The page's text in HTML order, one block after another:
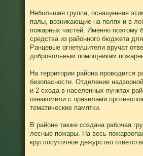
Небольшая группа, оснащенная
палы, возникающие на полях и в
пожарных частей. Именно поэтому
средства из районного бюджета
Ранцевые огнетушители вручат
добровольным помощникам
На территории района проводится
безопасности. Отделение
и 2 схода в населенных пунктах
ознакомили с правилами
тематические памятки.
В районе также создана рабочая
лесные пожары. На весь
круглосуточное дежурство